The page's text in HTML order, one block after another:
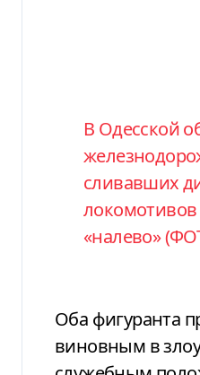
В Одесской
сливавших
«налево»
Оба фигуранта
виновным в